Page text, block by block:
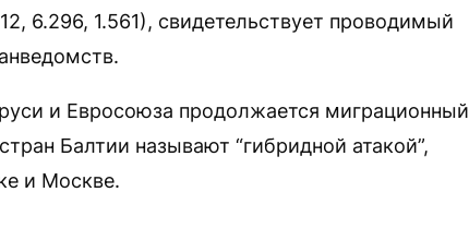
6.296, 1.561), свидетельствует проводимый
и Евросоюза продолжается миграционный
Балтии называют “гибридной атакой”,
и Москве.